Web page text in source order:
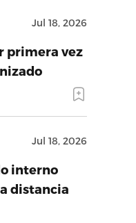
Jul 18, 2026
primera vez
Jul 18, 2026
interno
distancia